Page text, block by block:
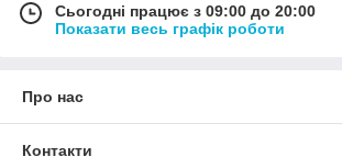
Сьогодні працює з 09:00 до 20:00
Показати весь графік роботи
Про нас
Контакти